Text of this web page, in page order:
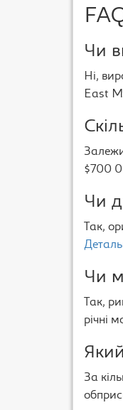
Чи
Ні,
East
$700
Чи
Так,
Чи
Так,
річні
За